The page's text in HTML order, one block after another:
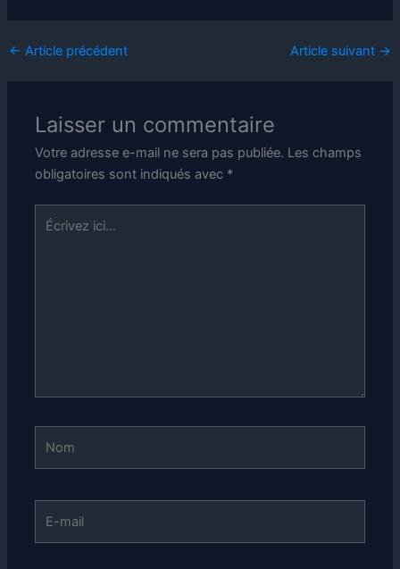
← Article précédent Article suivant →
Laisser un commentaire
Votre adresse e-mail ne sera pas publiée. Les champs
obligatoires sont indiqués avec *
Écrivez
ici…
mail